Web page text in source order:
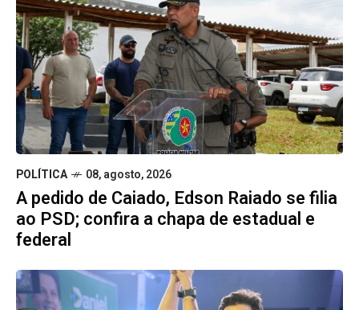
POLÍTICA 08, agosto, 2026
A pedido de Caiado, Edson Raiado se filia
ao PSD; confira a chapa de estadual e
federal